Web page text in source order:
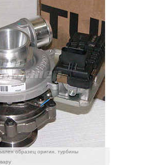
образец оригин. турбины